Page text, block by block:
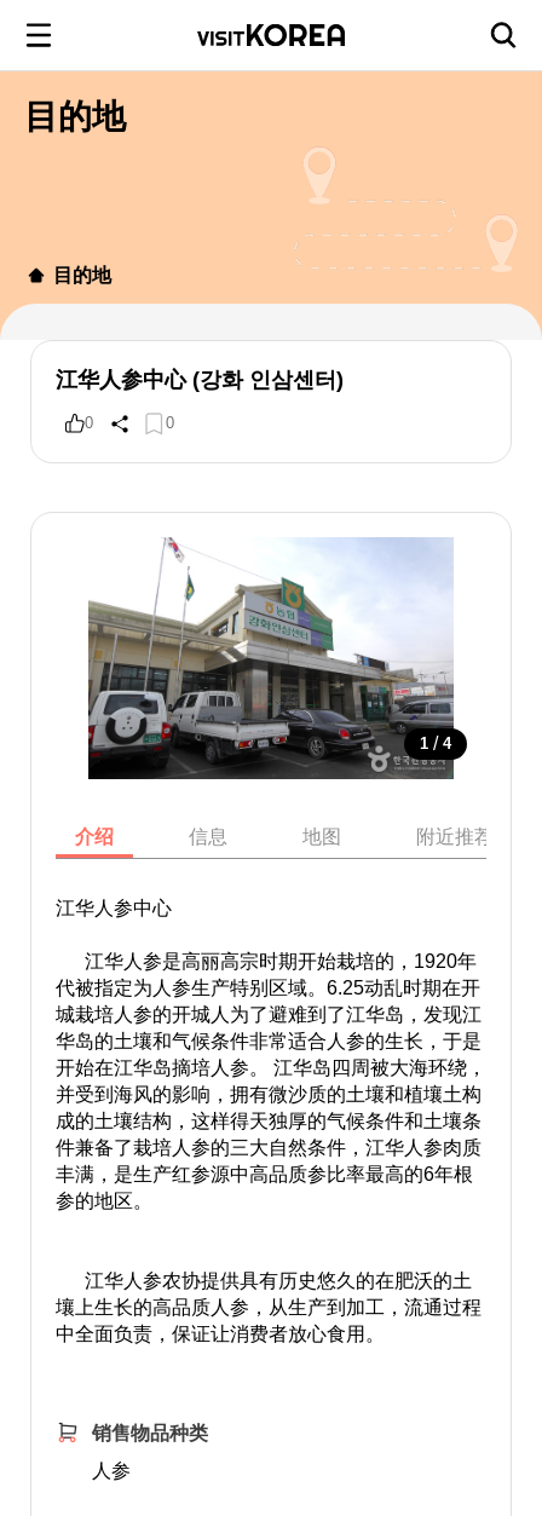
目的地
目的地
江华人参中心 (강화 인삼센터)
0 0
1 / 4
介绍 信息 地图 附近推荐景点
江华人参中心
江华人参是高丽高宗时期开始栽培的，1920年
代被指定为人参生产特别区域。6.25动乱时期在开
城栽培人参的开城人为了避难到了江华岛，发现江
华岛的土壤和气候条件非常适合人参的生长，于是
开始在江华岛摘培人参。 江华岛四周被大海环绕，
并受到海风的影响，拥有微沙质的土壤和植壤土构
成的土壤结构，这样得天独厚的气候条件和土壤条
件兼备了栽培人参的三大自然条件，江华人参肉质
丰满，是生产红参源中高品质参比率最高的6年根
参的地区。
江华人参农协提供具有历史悠久的在肥沃的土
壤上生长的高品质人参，从生产到加工，流通过程
中全面负责，保证让消费者放心食用。
销售物品种类
人参